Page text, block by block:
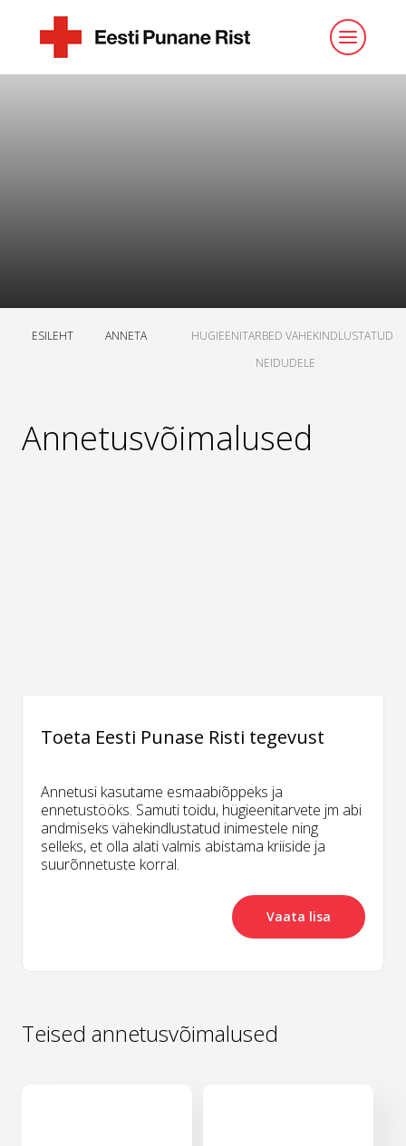
ESILEHT ANNETA
HUGIEENITARBED VAHEKINDLUSTATUD
NEIDUDELE
Annetusvõimalused
Toeta Eesti Punase Risti tegevust
Annetusi kasutame esmaabiõppeks ja
ennetustööks. Samuti toidu, hügieenitarvete jm abi
andmiseks vähekindlustatud inimestele ning
selleks, et olla alati valmis abistama kriiside ja
suurõnnetuste korral.
Vaata lisa
Teised annetusvõimalused